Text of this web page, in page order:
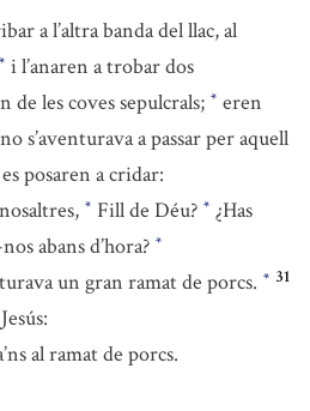
a l’altra banda del llac, al
* i l’anaren a trobar dos
de les coves sepulcrals; * eren
s’aventurava a passar per aquell
posaren a cridar:
* Fill de Déu? * ¿Has
abans d’hora? *
un gran ramat de porcs. * 31
al ramat de porcs.